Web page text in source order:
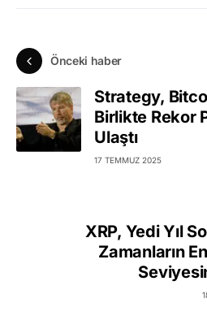
Önceki haber
Strategy,
Birlikte Rekor
Ulaştı
17 TEMMUZ 2025
XRP, Yedi Yıl
Zamanların